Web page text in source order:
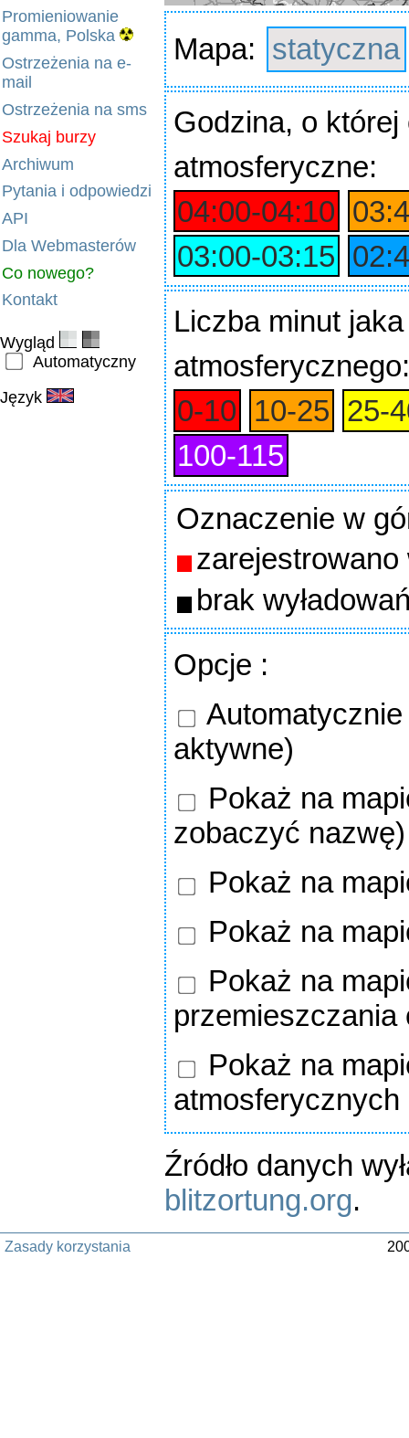
Promieniowanie
gamma, Polska
Ostrzeżenia na e-
mail
Ostrzeżenia na sms
Szukaj burzy
Archiwum
Pytania i odpowiedzi
API
Dla Webmasterów
Co nowego?
Kontakt
Wygląd
Automatyczny
Język
Mapa: statyczna
Godzina, o której
atmosferyczne:
04:00‑04:10
03:00‑03:15
Liczba minut jaka
atmosferycznego:
0‑10 10‑25
100‑115
Oznaczenie w
zarejestrowano
brak
Opcje :
aktywne)
Pokaż na
zobaczyć nazwę)
Pokaż na
Pokaż na
Pokaż na
Pokaż na
atmosferycznych
Źródło danych
blitzortung.org.
Zasady korzystania